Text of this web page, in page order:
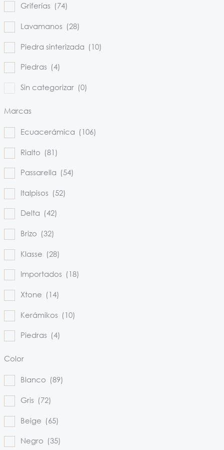
Griferías (74)
Lavamanos (28)
Piedra sinterizada (10)
Piedras (4)
Sin categorizar (0)
Marcas
Ecuacerámica (106)
Rialto (81)
Passarella (54)
Italpisos (52)
Delta (42)
Brizo (32)
Klasse (28)
Importados (18)
Xtone (14)
Kerámikos (10)
Piedras (4)
Color
Blanco (89)
Gris (72)
Beige (65)
Negro (35)